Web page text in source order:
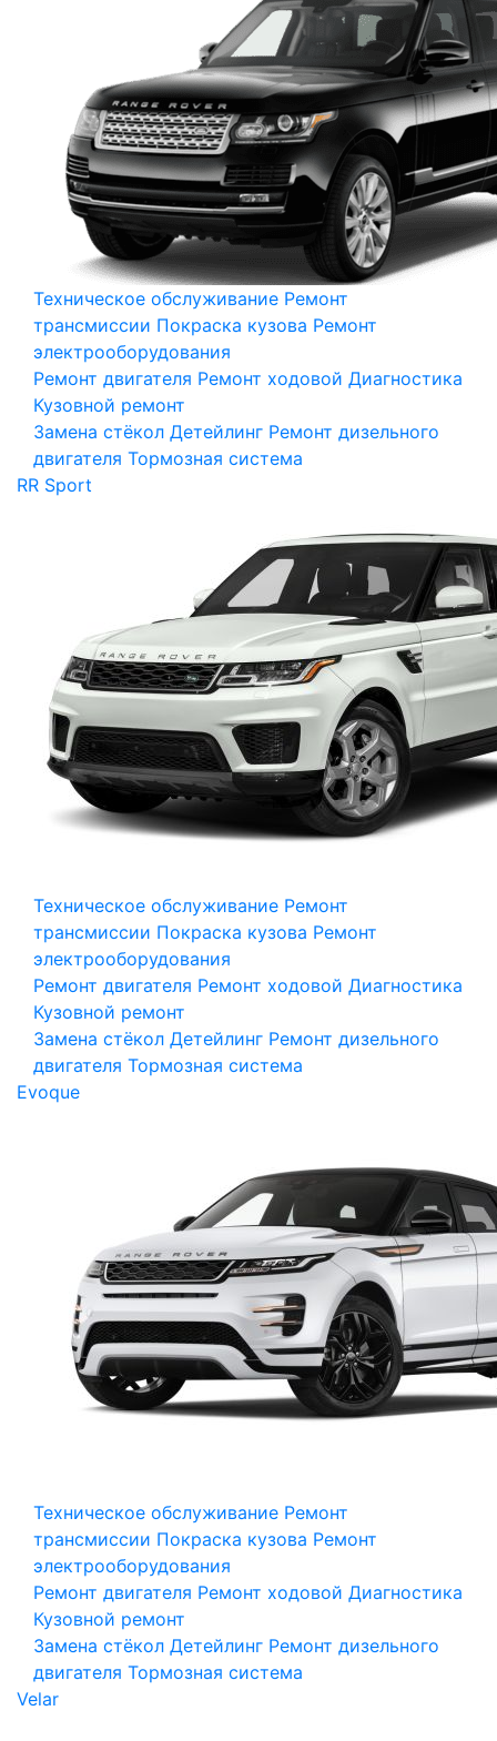
Техническое обслуживание Ремонт
трансмиссии Покраска кузова Ремонт
электрооборудования
Ремонт двигателя Ремонт ходовой Диагностика
Кузовной ремонт
Замена стёкол Детейлинг Ремонт дизельного
двигателя Тормозная система
RR Sport
Техническое обслуживание Ремонт
трансмиссии Покраска кузова Ремонт
электрооборудования
Ремонт двигателя Ремонт ходовой Диагностика
Кузовной ремонт
Замена стёкол Детейлинг Ремонт дизельного
двигателя Тормозная система
Evoque
Техническое обслуживание Ремонт
трансмиссии Покраска кузова Ремонт
электрооборудования
Ремонт двигателя Ремонт ходовой Диагностика
Кузовной ремонт
Замена стёкол Детейлинг Ремонт дизельного
двигателя Тормозная система
Velar